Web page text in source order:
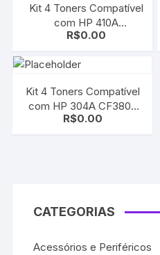
Kit 4 Toners Compatível
com HP 410A
CF410|CF411|CF412|CF413
R$0.00
Kit 4 Toners Compatível
com HP 304A CF380a
cf381a cf382a cf383a
R$0.00
CATEGORIAS
Acessórios e Periféricos